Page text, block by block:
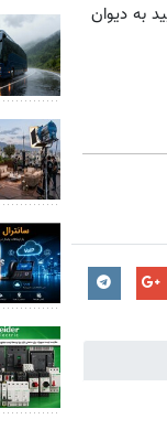
تایید به دیوان